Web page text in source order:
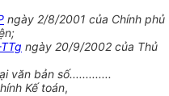
ngày 2/8/2001 của Chính phủ
ngày 20/9/2002 của Thủ
văn bản số.............
Kế toán,